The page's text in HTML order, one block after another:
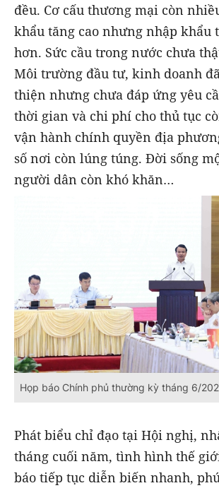
đều. Cơ cấu thương mại còn
khẩu tăng cao nhưng nhập khẩu
hơn. Sức cầu trong nước chưa
Môi trường đầu tư, kinh doanh
thiện nhưng chưa đáp ứng yêu
thời gian và chi phí cho thủ tục
vận hành chính quyền địa
số nơi còn lúng túng. Đời sống
người dân còn khó khăn…
Họp báo Chính phủ thường kỳ tháng 6/
Phát biểu chỉ đạo tại Hội nghị,
tháng cuối năm, tình hình thế
báo tiếp tục diễn biến nhanh,